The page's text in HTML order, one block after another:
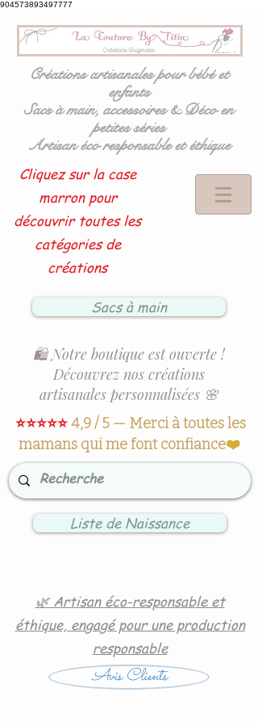
904573893497777
Créations artisanales pour bébé et
enfants
Sacs à main, accessoires & Déco en
petites séries
Artisan éco responsable et éthique
Cliquez sur la case
marron pour
découvrir toutes les
catégories de
créations
Sacs à main
🛍️ Notre boutique est ouverte !
Découvrez nos créations
artisanales personnalisées 🌸
⭐⭐⭐⭐⭐4,9 / 5 — Merci à toutes les
mamans qui me font confiance❤️
Liste de Naissance
🌿 Artisan éco-responsable et
éthique, engagé pour une production
responsable
Avis Clients